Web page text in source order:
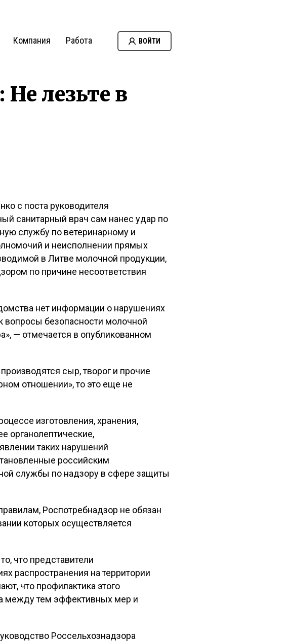
Компания Работа ВОЙТИ
лезьте в
с поста руководителя
санитарный врач сам нанес удар по
службу по ветеринарному и
и неисполнении прямых
в Литве молочной продукции,
по причине несоответствия
нет информации о нарушениях
вопросы безопасности молочной
— отмечается в опубликованном
сыр, творог и прочие
отношении», то это еще не
изготовления, хранения,
органолептические,
таких нарушений
российским
службы по надзору в сфере защиты
Роспотребнадзор не обязан
которых осуществляется
что представители
распространения на территории
что профилактика этого
между тем эффективных мер и
Россельхознадзора